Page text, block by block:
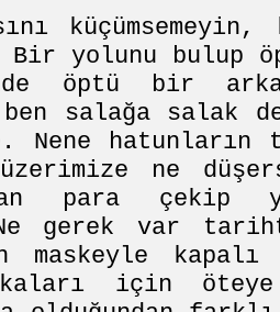
Bir yolunu bulup
öptü bir
salağa salak
Nene
ne
para çekip
gerek var
maskeyle
için